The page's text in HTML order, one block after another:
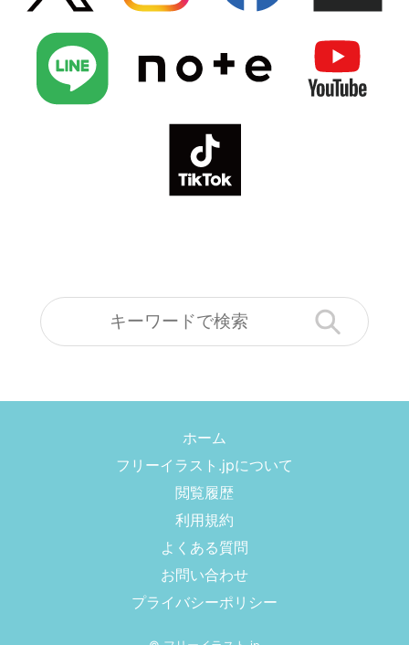
ホーム
フリーイラスト.jpについて
閲覧履歴
利用規約
よくある質問
お問い合わせ
プライバシーポリシー